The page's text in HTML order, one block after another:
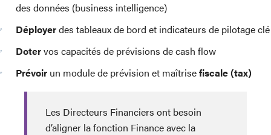
des données (business intelligence)
Déployerdes tableaux de bord et indicateurs de pilotage clé
Dotervos capacités de prévisions de cash flow
Prévoir un module de prévision et maîtrisefiscale (tax)
Les Directeurs Financiers ont besoin
d’aligner la fonction Finance avec la